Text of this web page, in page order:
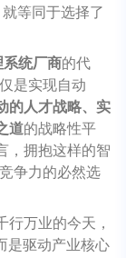
就等同于选择了
系统厂商的代
是实现自动
的人才战略、实
道的战略性平
，拥抱这样的智
争力的必然选
万业的今天，
是驱动产业核心